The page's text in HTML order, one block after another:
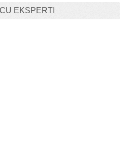
EKSPERTI